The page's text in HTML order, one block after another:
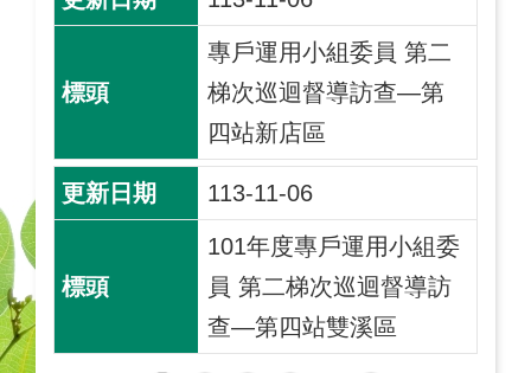
專戶運用小組委員 第二
梯次巡迴督導訪查—第
四站新店區
113-11-06
101年度專戶運用小組委
員 第二梯次巡迴督導訪
查—第四站雙溪區